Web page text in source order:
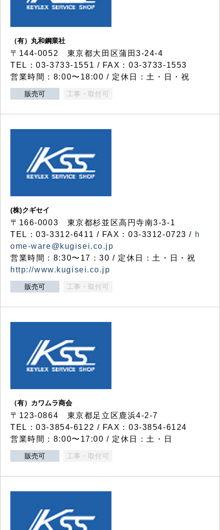
（有）丸和鋼業社
〒144-0052 東京都大田区蒲田3-24-4
TEL：03-3733-1551 / FAX：03-3733-1553
営業時間：8:00〜18:00 / 定休日：土・日・祝
販売可 工事・取付可
(株)クギセイ
〒166-0003 東京都杉並区高円寺南3-3-1
TEL：03-3312-6411 / FAX：03-3312-0723 / h
ome-ware@kugisei.co.jp
営業時間：8:30〜17：30 / 定休日：土・日・祝
http://www.kugisei.co.jp
販売可 工事・取付可
（有）カワムラ商会
〒123-0864 東京都足立区鹿浜4-2-7
TEL：03-3854-6122 / FAX：03-3854-6124
営業時間：8:00〜17:00 / 定休日：土・日
販売可 工事・取付可